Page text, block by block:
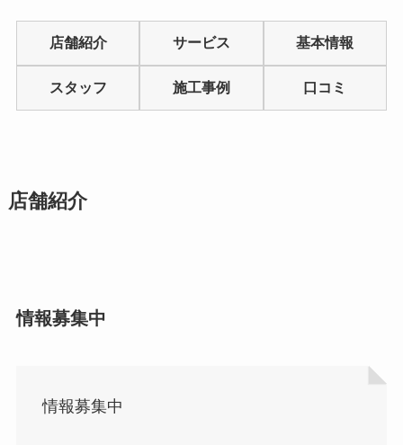
0.0
out
店舗紹介 サービス 基本情報
スタッフ 施工事例 口コミ
店舗紹介
情報募集中
情報募集中